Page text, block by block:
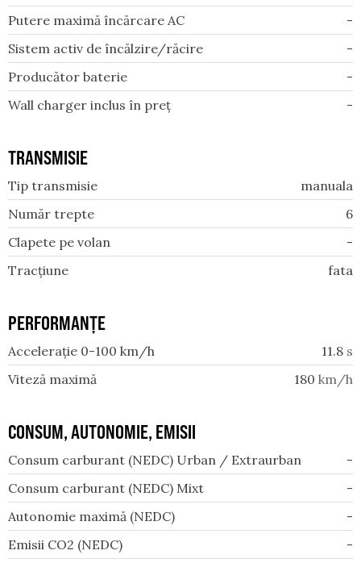
Putere maximă încărcare AC
-
Sistem activ de încălzire/răcire
-
Producător baterie
-
Wall charger inclus în preț
-
TRANSMISIE
Tip transmisie
manuala
Număr trepte
6
Clapete pe volan
-
Tracțiune
fata
PERFORMANȚE
Accelerație 0-100 km/h 11.8 s
Viteză maximă
180 km/h
CONSUM, AUTONOMIE, EMISII
Consum carburant (NEDC) Urban / Extraurban
-
Consum carburant (NEDC) Mixt
-
Autonomie maximă (NEDC)
-
Emisii CO2 (NEDC)
-